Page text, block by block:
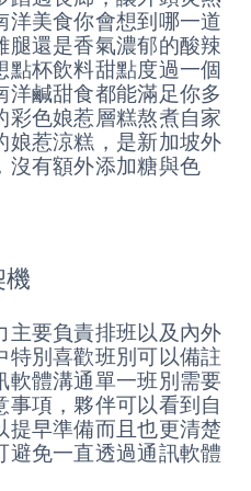
美食你會想到哪一道
還是香氣濃郁的酸辣
杯飲料甜點度過一個
鹹甜食都能滿足你多
色娘惹層糕熬煮自家
惹涼糕，是新加坡外
沒有額外添加糖與色
要負責排班以及內外
別喜歡班別可以備註
體溝通單一班別需要
項，夥伴可以看到自
早準備而且也更清楚
免一直透過通訊軟體